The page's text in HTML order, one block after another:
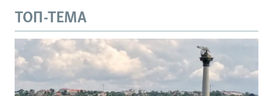
ТОП-ТЕМА